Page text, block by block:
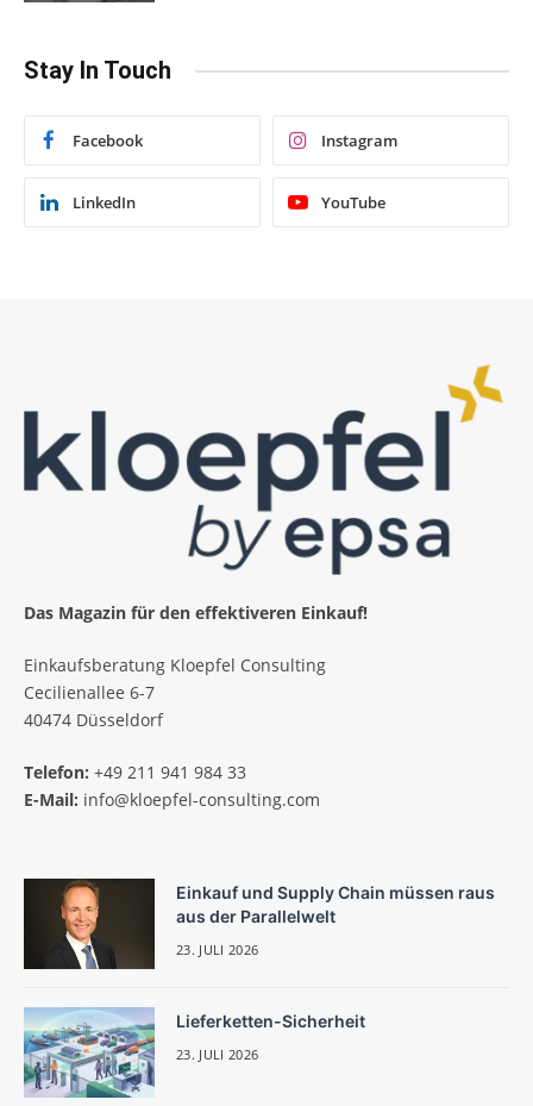
Stay In Touch
Facebook Instagram
LinkedIn YouTube
Das Magazin für den effektiveren Einkauf!
Einkaufsberatung Kloepfel Consulting
Cecilienallee 6-7
40474 Düsseldorf
Telefon: +49 211 941 984 33
E-Mail: info@kloepfel-consulting.com
Einkauf und Supply Chain müssen raus
aus der Parallelwelt
23. JULI 2026
Lieferketten-Sicherheit
23. JULI 2026